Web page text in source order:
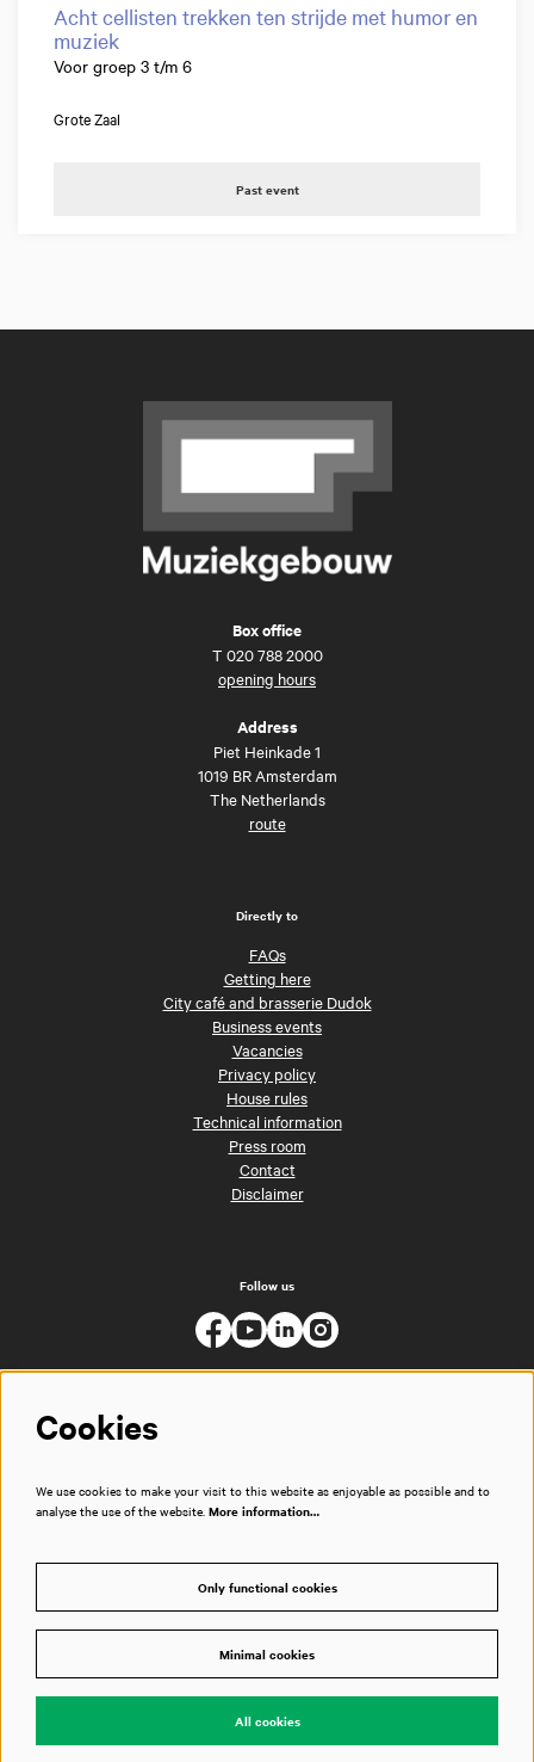
Acht cellisten trekken ten strijde met humor en
muziek
Voor groep 3 t/m 6
Grote Zaal
Past event
Box office
T 020 788 2000
opening hours
Address
Piet Heinkade 1
1019 BR Amsterdam
The Netherlands
route
Directly to
FAQs
Getting here
City café and brasserie Dudok
Business events
Vacancies
Privacy policy
House rules
Technical information
Press room
Contact
Disclaimer
Follow us
Powered byCultureSuite
Cookies
We use cookies to make your visit to this website as enjoyable as possible and to
analyse the use of the website. More information…
Only functional cookies
Minimal cookies
All cookies